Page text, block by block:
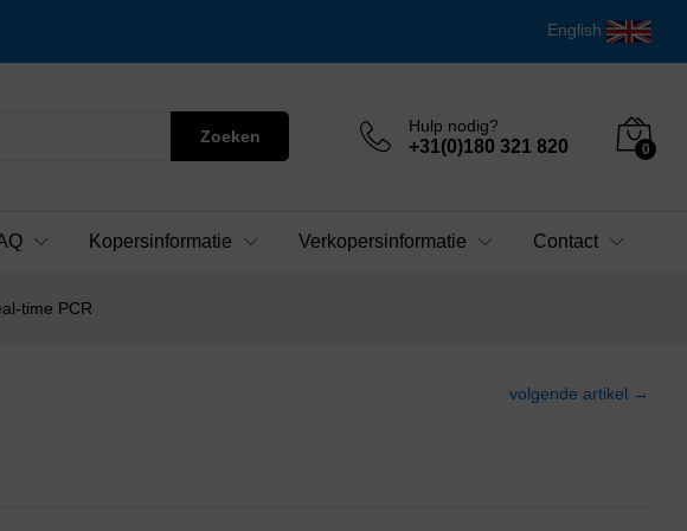
English
Zoeken
Hulp nodig?
+31(0)180 321 820 0
Kopersinformatie Verkopersinformatie Contact
time PCR
volgende artikel →